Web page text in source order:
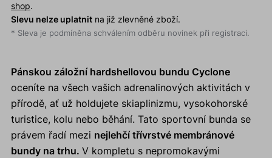
shop.
Slevu nelze uplatnitna již zlevněné zboží.
* Sleva je podmíněna schválením odběru novinek při registraci.
Pánskou záložní hardshellovou bundu Cyclone
oceníte na všech vašich adrenalinových aktivitách v
přírodě, ať už holdujete skiaplinizmu, vysokohorské
turistice, kolu nebo běhání. Tato sportovní bunda se
právem řadí mezi nejlehčí třívrstvé membránové
bundy na trhu. V kompletu s nepromokavými